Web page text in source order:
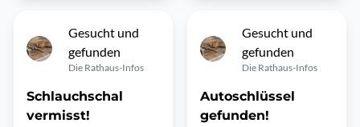
Gesucht und
gefunden
Die Rathaus-Infos
Schlauchschal
vermisst!
Gesucht und
gefunden
Die Rathaus-Infos
Autoschlüssel
gefunden!